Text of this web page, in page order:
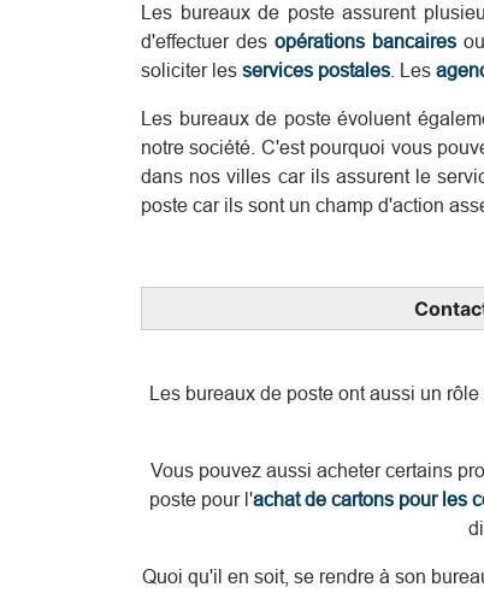
Les bureaux de poste assurent
d'effectuer des opérations bancairesou
soliciter les services postales . Les
Les bureaux de poste évoluent
notre société. C'est pourquoi vous
dans nos villes car ils assurent le
poste car ils sont un champ d'action
Les bureaux de poste ont aussi un
Vous pouvez aussi acheter certains
poste pour l'achat de cartons pour les
Quoi qu'il en soit, se rendre à son